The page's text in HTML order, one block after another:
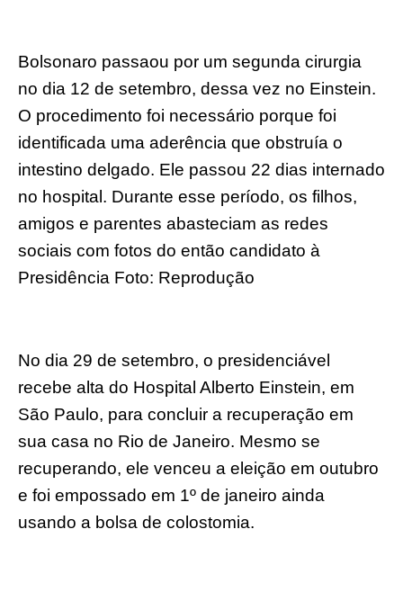
Bolsonaro passaou por um segunda cirurgia
no dia 12 de setembro, dessa vez no Einstein.
O procedimento foi necessário porque foi
identificada uma aderência que obstruía o
intestino delgado. Ele passou 22 dias internado
no hospital. Durante esse período, os filhos,
amigos e parentes abasteciam as redes
sociais com fotos do então candidato à
Presidência Foto: Reprodução
No dia 29 de setembro, o presidenciável
recebe alta do Hospital Alberto Einstein, em
São Paulo, para concluir a recuperação em
sua casa no Rio de Janeiro. Mesmo se
recuperando, ele venceu a eleição em outubro
e foi empossado em 1º de janeiro ainda
usando a bolsa de colostomia.